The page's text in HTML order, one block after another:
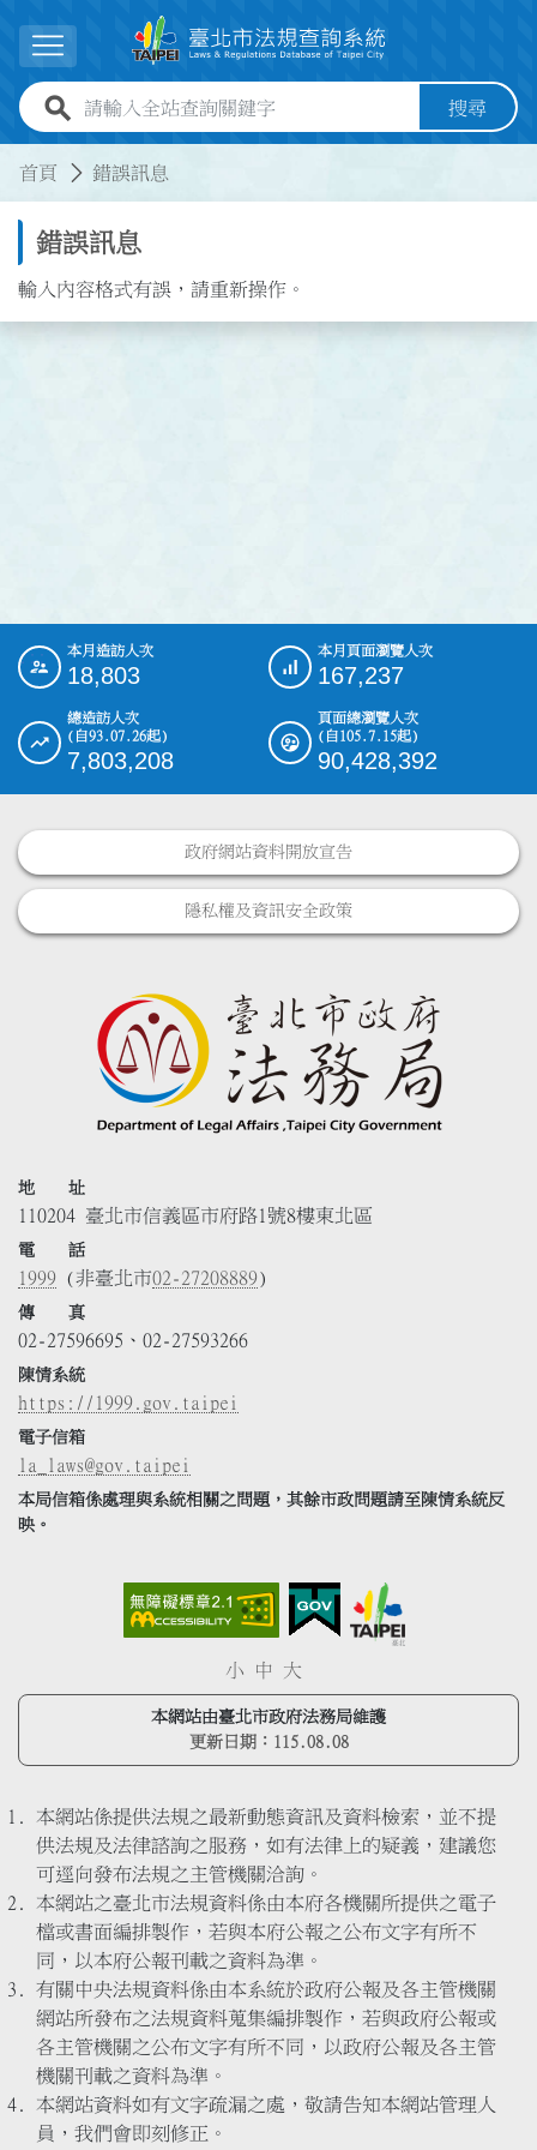
展開選單
全站查詢關鍵字欄位 搜尋
首頁 錯誤訊息
錯誤訊息
輸入內容格式有誤，請重新操作。
::: 本月造訪人次
18,803
本月頁面瀏覽人次
167,237
總造訪人次
(自93.07.26起)
7,803,208
頁面總瀏覽人次
(自105.7.15起)
90,428,392
政府網站資料開放宣告
隱私權及資訊安全政策
地 址
110204 臺北市信義區市府路1號8樓東北區
電 話
1999 (非臺北市02-27208889)
傳 真
02-27596695、02-27593266
陳情系統
https://1999.gov.taipei
電子信箱
la_laws@gov.taipei
本局信箱係處理與系統相關之問題，其餘市政問題請至陳情系統反
映。
小 中 大
本網站由臺北市政府法務局維護
更新日期： 115.08.08
本網站係提供法規之最新動態資訊及資料檢索，並不提
供法規及法律諮詢之服務，如有法律上的疑義，建議您
可逕向發布法規之主管機關洽詢。
本網站之臺北市法規資料係由本府各機關所提供之電子
檔或書面編排製作，若與本府公報之公布文字有所不
同，以本府公報刊載之資料為準。
有關中央法規資料係由本系統於政府公報及各主管機關
網站所發布之法規資料蒐集編排製作，若與政府公報或
各主管機關之公布文字有所不同，以政府公報及各主管
機關刊載之資料為準。
本網站資料如有文字疏漏之處，敬請告知本網站管理人
員，我們會即刻修正。